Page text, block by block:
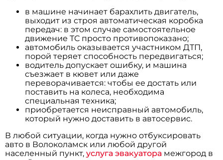
в машине начинает барахлить двигатель,
выходит из строя автоматическая коробка
передач: в этом случае самостоятельное
движение ТС просто противопоказано;
автомобиль оказывается участником ДТП,
порой теряет способность передвигаться;
водитель допускает ошибку, и машина
съезжает в кювет или даже
переворачивается: чтобы ее достать или
поставить на колеса, необходима
специальная техника;
приобретается неисправный автомобиль,
который нужно доставить в автосервис.
В любой ситуации, когда нужно отбуксировать
авто в Волоколамск или любой другой
населенный пункт,услуга эвакуатора межгород в